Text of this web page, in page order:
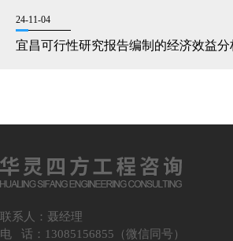
24-11-04
宜昌可行性研究报告编制的经济效益分
联系人：聂经理
电 话：13085156855（微信同号）